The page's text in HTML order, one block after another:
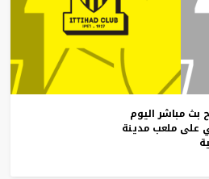
بث مباشر اليوم
على ملعب مدينة